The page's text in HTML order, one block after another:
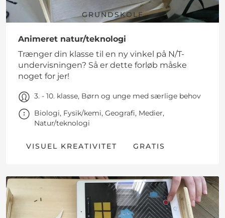
GRUNDSKOLE
Animeret natur/teknologi
Trænger din klasse til en ny vinkel på N/T-
undervisningen? Så er dette forløb måske
noget for jer!
3. - 10. klasse, Børn og unge med særlige behov
Biologi, Fysik/kemi, Geografi, Medier,
Natur/teknologi
VISUEL KREATIVITET GRATIS